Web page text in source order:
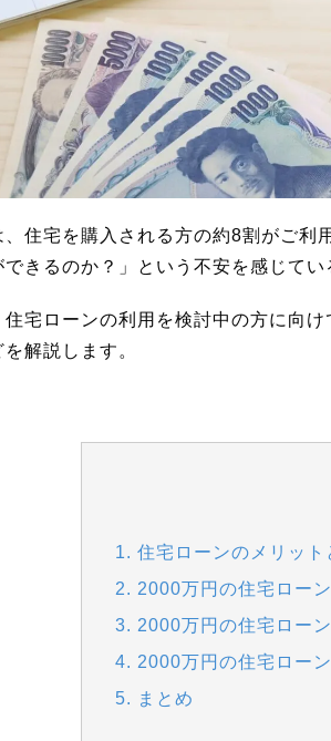
住宅を購入される方の約8割がご利
できるのか？」という不安を感じてい
住宅ローンの利用を検討中の方に向
解説します。
1. 住宅ローンのメリット
2. 2000万円の住宅ロー
3. 2000万円の住宅ロー
4. 2000万円の住宅ロー
5. まとめ